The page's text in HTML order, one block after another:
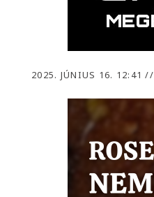
2025. JÚNIUS 16. 12:41//